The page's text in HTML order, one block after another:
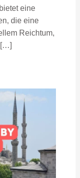
eine
die eine
Reichtum,
[…]